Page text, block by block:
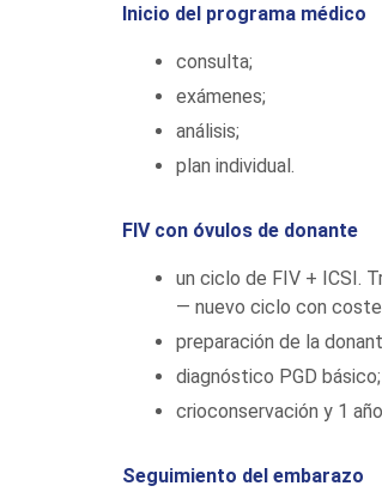
Inicio del programa médico
consulta;
exámenes;
análisis;
plan individual.
FIV con óvulos de donante
un ciclo de FIV + ICSI.
— nuevo ciclo con coste
preparación de la
diagnóstico PGD básico;
crioconservación y 1
Seguimiento del embarazo